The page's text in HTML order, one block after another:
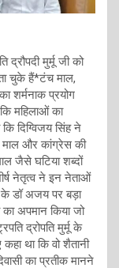
द्रौपदी मुर्मू जी को
चुके हैं*टंच माल,
शर्मनाक प्रयोग
महिलाओं का
दिग्विजय सिंह ने
माल और कांग्रेस की
जैसे घटिया शब्दों
नेतृत्व ने इन नेताओं
के डॉ अजय पर बड़ा
का अपमान किया जो
द्रोपति मुर्मू के
था कि वो शैतानी
का प्रतीक मानने